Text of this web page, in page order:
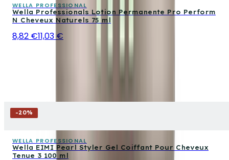
WELLA PROFESSIONAL
Wella Professionals Lotion Permanente Pro Perform
N Cheveux Naturels 75 ml
8,82 €11,03 €
-20%
WELLA PROFESSIONAL
Wella EIMI Pearl Styler Gel Coiffant Pour Cheveux
Tenue 3 100 ml